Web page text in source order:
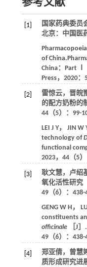
参考文献
[1] 国家药典委员
北京：中国医
of China.
China：Part Ⅰ
Press， 2020：
[2] 雷惊云，晋皖
的配方奶粉的
44（5）：99-
LEI J Y， JIN W
technology of
functional
2023， 44（5
[3]
耿文慧，卢绍
氧化活性研究
49（6）：438-
GENG W H ，
constituents
officinale［J］.
49（6）：438-
[4] 郑亚倩，曾慧
质形成研究进